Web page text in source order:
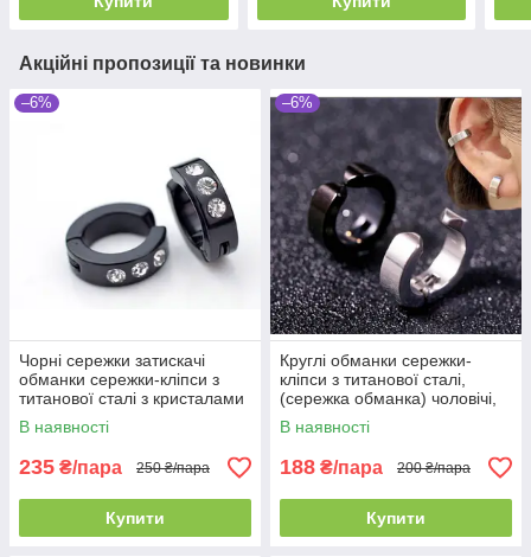
Акційні пропозиції та новинки
–6%
Чорні сережки затискачі
обманки сережки-кліпси з
титанової сталі з кристалами
В наявності
235 ₴/пара 250 ₴/пара
Купити
–6%
Круглі обманки сережки-
кліпси з титанової сталі,
(сережка обманка) чоловічі,
жіночі
В наявності
188 ₴/пара 200 ₴/пара
Купити